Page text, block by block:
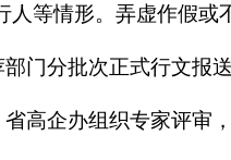
人等情形。弄虚作假或
部门分批次正式行文报
省高企办组织专家评审